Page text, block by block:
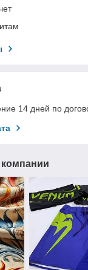
14 дней по